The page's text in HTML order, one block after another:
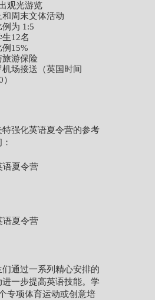
观光游览
周末文体活动
为 1:5
12名
15%
游保险
场接送（英国时间
特强化英语夏令营的参考
通过一系列精心安排的
一步提高英语技能。学
专项体育运动或创意培